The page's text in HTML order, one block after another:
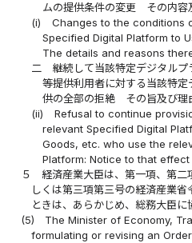
ムの提供条件の変更 その内容
(i)
Changes to the conditions
Specified Digital Platform to
The details and reasons
二
継続して当該特定デジタル
等提供利用者に対する当該特
供の全部の拒絶 その旨及び理
(ii)
Refusal to continue
relevant Specified Digital
Goods, etc. who use the
Platform: Notice to that
５
経済産業大臣は、第一項、第
しくは第三項第三号の経済産業
ときは、あらかじめ、総務大臣に
(5)
The Minister of Economy,
formulating or revising an